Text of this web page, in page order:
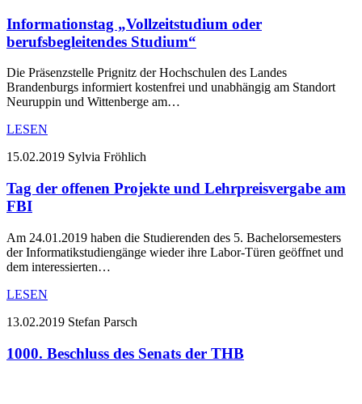
Informationstag „Vollzeitstudium oder
berufsbegleitendes Studium“
Die Präsenzstelle Prignitz der Hochschulen des Landes
Brandenburgs informiert kostenfrei und unabhängig am Standort
Neuruppin und Wittenberge am…
LESEN
15.02.2019 Sylvia Fröhlich
Tag der offenen Projekte und Lehrpreisvergabe am
FBI
Am 24.01.2019 haben die Studierenden des 5. Bachelorsemesters
der Informatikstudiengänge wieder ihre Labor-Türen geöffnet und
dem interessierten…
LESEN
13.02.2019 Stefan Parsch
1000. Beschluss des Senats der THB